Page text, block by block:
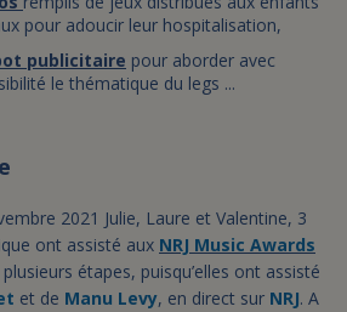
pour adoucir leur hospitalisation,
publicitaire pour aborder avec
le thématique du legs ...
2021 Julie, Laure et Valentine, 3
ont assisté aux NRJ Music Awards
étapes, puisqu’elles ont assisté
et de Manu Levy, en direct sur NRJ. A